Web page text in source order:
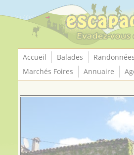
Accueil Balades Randonnées
Marchés Foires
Annuaire
cookies